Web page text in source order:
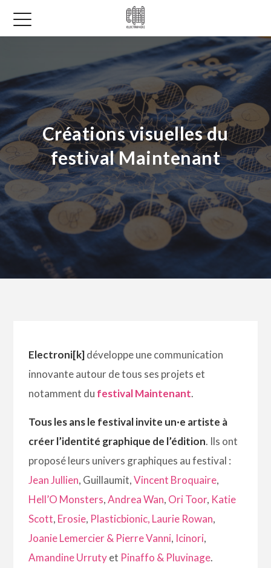
Créations visuelles du
festival Maintenant
Electroni[k]développe une communication
innovante autour de tous ses projets et
notamment du festival Maintenant.
Tous les ans le festival invite un·e artiste à
créer l’identité graphique de l’édition. Ils ont
proposé leurs univers graphiques au festival :
Jean Jullien, Guillaumit,Vincent Broquaire,
Hell’O Monsters,Andrea Wan, Ori Toor, Katie
Scott, Erosie, Plasticbionic, Laurie Rowan,
Joanie Lemercier & Pierre Vanni, Icinori,
Amandine Urrutyet Pinaffo & Pluvinage.